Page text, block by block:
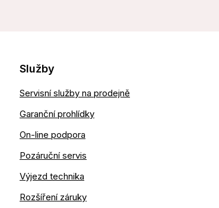
Služby
Servisní služby na prodejně
Garanční prohlídky
On-line podpora
Pozáruční servis
Výjezd technika
Rozšíření záruky